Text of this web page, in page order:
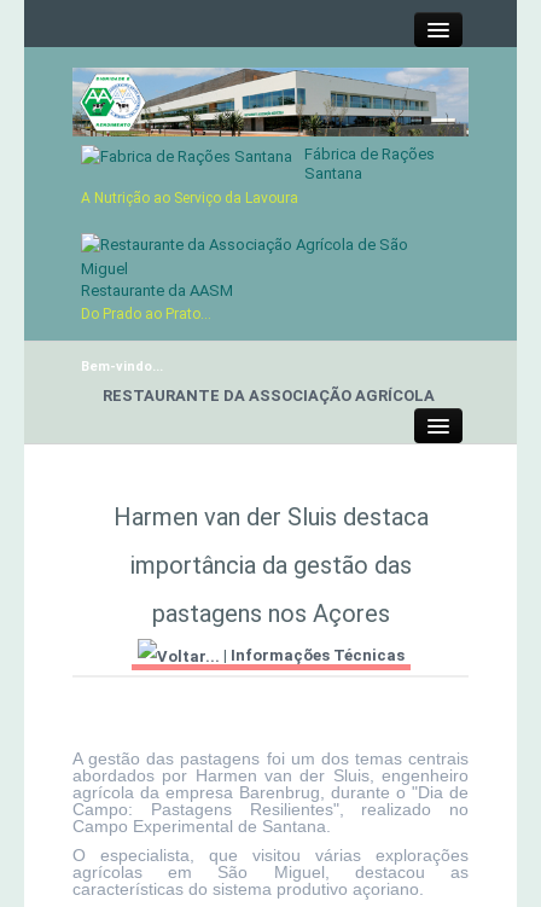
Contactos
Serviços
Produtos
Publicações AASM
Fábrica de Rações
Santana
A Nutrição ao Serviço da Lavoura
Restaurante da AASM
Do Prado ao Prato...
Bem-vindo...
RESTAURANTE DA ASSOCIAÇÃO AGRÍCOLA
MERCADO AGRÍCOLA DE SANTANA
Harmen van der Sluis destaca
importância da gestão das
pastagens nos Açores
| Informações Técnicas
A gestão das pastagens foi um dos temas centrais
abordados por Harmen van der Sluis, engenheiro
agrícola da empresa Barenbrug, durante o "Dia de
Campo: Pastagens Resilientes", realizado no
Campo Experimental de Santana.
O especialista, que visitou várias explorações
agrícolas em São Miguel, destacou as
características do sistema produtivo açoriano.